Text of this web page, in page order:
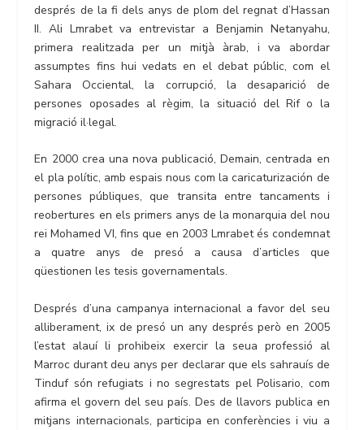
després de la fi dels anys de plom del regnat d’Hassan
II. Ali Lmrabet va entrevistar a Benjamin Netanyahu,
primera realitzada per un mitjà àrab, i va abordar
assumptes fins hui vedats en el debat públic, com el
Sahara Occiental, la corrupció, la desaparició de
persones oposades al règim, la situació del Rif o la
migració il·legal.
En 2000 crea una nova publicació, Demain, centrada en
el pla polític, amb espais nous com la caricaturización de
persones públiques, que transita entre tancaments i
reobertures en els primers anys de la monarquia del nou
rei Mohamed VI, fins que en 2003 Lmrabet és condemnat
a quatre anys de presó a causa d’articles que
qüestionen les tesis governamentals.
Després d’una campanya internacional a favor del seu
alliberament, ix de presó un any després però en 2005
l’estat alauí li prohibeix exercir la seua professió al
Marroc durant deu anys per declarar que els sahrauís de
Tinduf són refugiats i no segrestats pel Polisario, com
afirma el govern del seu país. Des de llavors publica en
mitjans internacionals, participa en conferències i viu a